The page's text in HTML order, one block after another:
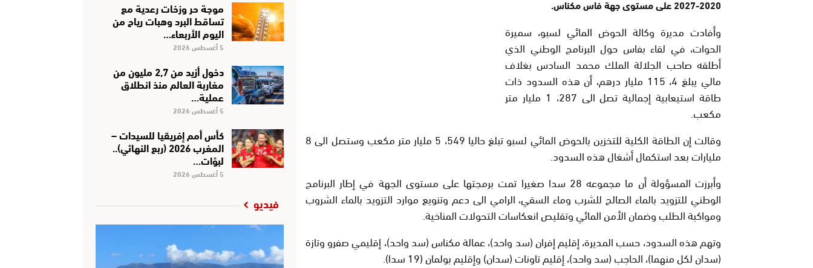
2020-2027 على مستوى جهة فاس مكناس.
وأفادت مديرة وكالة الحوض المائي لسبو، سميرة
الحوات، في لقاء بفاس حول البرنامج الوطني الذي
أطلقه صاحب الجلالة الملك محمد السادس بغلاف
مالي يبلغ 4، 115 مليار درهم، أن هذه السدود ذات
طاقة استيعابية إجمالية تصل الى 287، 1 مليار متر
مكعب.
وقالت إن الطاقة الكلية للتخزين بالحوض المائي لسبو تبلغ حاليا 549، 5 مليار متر مكعب وستصل الى 8
مليارات بعد استكمال أشغال هذه السدود.
وأبرزت المسؤولة أن ما مجموعه 28 سدا صغيرا تمت برمجتها على مستوى الجهة في إطار البرنامج
الوطني للتزويد بالماء الصالح للشرب وماء السقي، الرامي الى دعم وتنويع موارد التزويد بالماء الشروب
ومواكبة الطلب وضمان الأمن المائي وتقليص انعكاسات التحولات المناخية.
وتهم هذه السدود، حسب المديرة، إقليم إفران (سد واحد)، عمالة مكناس (سد واحد)، إقليمي صفرو وتازة
(سدان لكل منهما)، الحاجب (سد واحد)، إقليم تاونات (سدان) وإقليم بولمان (19 سدا).
موجة حر وزخات رعدية مع
تساقط البرد وهبات رياح من
اليوم الأربعاء…
5 أغسطس 2026
دخول أزيد من 2,7 مليون من
مغاربة العالم منذ انطلاق
عملية…
5 أغسطس 2026
كأس أمم إفريقيا للسيدات –
المغرب 2026 (ربع النهائي)..
لبؤات…
5 أغسطس 2026
فيديو